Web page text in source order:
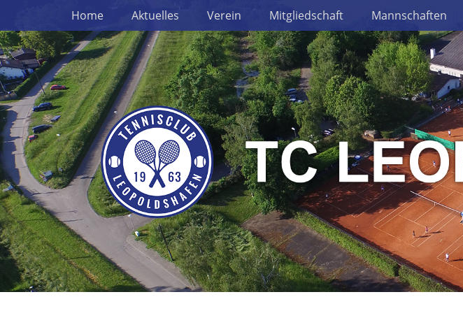
Zum
Inhalt:
Erstes Menü
Home Aktuelles Verein Mitgliedschaft Mannschaften